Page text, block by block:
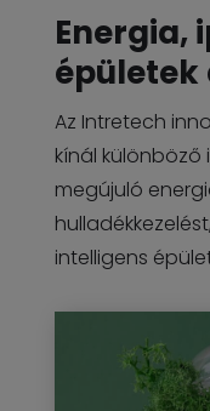
Energia,
Az Intretech
kínál
megújuló
intelligens